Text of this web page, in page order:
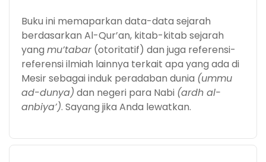
Buku ini memaparkan data-data sejarah
berdasarkan Al-Qur’an, kitab-kitab sejarah
yang mu’tabar(otoritatif) dan juga referensi-
referensi ilmiah lainnya terkait apa yang ada di
Mesir sebagai induk peradaban dunia (ummu
ad-dunya) dan negeri para Nabi (ardh al-
anbiya’). Sayang jika Anda lewatkan.